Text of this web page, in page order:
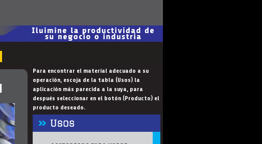
Para encontrar el material adecuado a su
operación, escoja de la tabla (Usos) la
aplicación más parecida a la suya, para
después seleccionar en el botón (Producto) el
producto deseado.